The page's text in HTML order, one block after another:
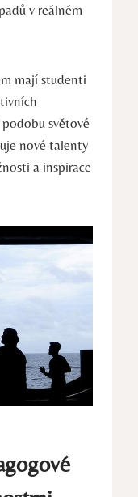
v reálném
mají ⁢studenti
světové
nové talenty
a inspirace‌